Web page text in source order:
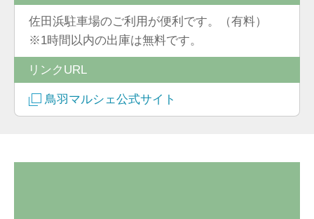
佐田浜駐車場のご利用が便利です。（有料）
※1時間以内の出庫は無料です。
リンクURL
鳥羽マルシェ公式サイト